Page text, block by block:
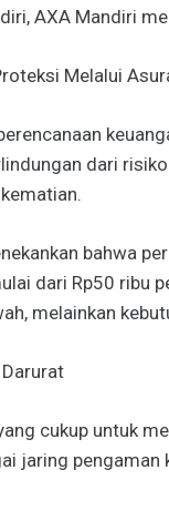
AXA Mandiri
Melalui
dari
bahwa
dari Rp50 ribu
melainkan
cukup untuk
jaring pengaman